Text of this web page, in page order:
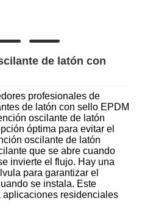
de latón con
profesionales de
de latón con sello EPDM
oscilante de latón
óptima para evitar el
oscilante de latón
que se abre cuando
invierte el flujo. Hay una
para garantizar el
se instala. Este
aplicaciones residenciales